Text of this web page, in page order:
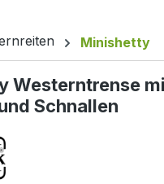
Minishetty
Westerntrense
Schnallen